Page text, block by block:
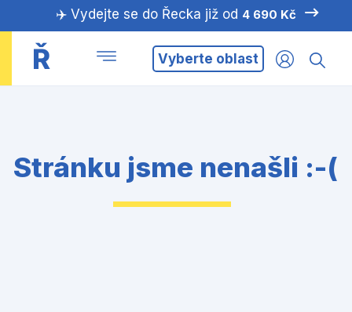
✈️ Vydejte se do Řecka již od 4 690 Kč
Ř Vyberte oblast
Stránku jsme nenašli :-(